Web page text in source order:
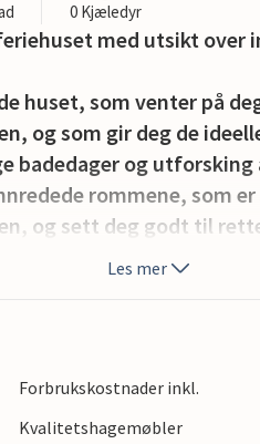
0 Kjæledyr
med utsikt over
huset, som venter på
og som gir deg de
badedager og
rommene, som
og sett deg godt til
du kan prate, slappe
drikke på
Les mer
Forbrukskostnader inkl.
Kvalitetshagemøbler